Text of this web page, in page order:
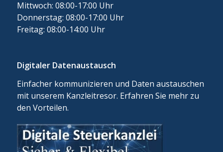
Mittwoch: 08:00-17:00 Uhr
Donnerstag: 08:00-17:00 Uhr
Freitag: 08:00-14:00 Uhr
Digitaler Datenaustausch
Einfacher kommunizieren und Daten austauschen
mit unserem Kanzleitresor. Erfahren Sie mehr zu
den Vorteilen.